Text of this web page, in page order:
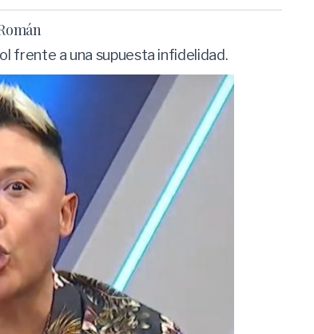
frente a una supuesta infidelidad.